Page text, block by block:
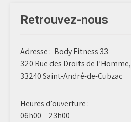
Retrouvez-nous
Adresse : Body Fitness 33
320 Rue des Droits de l’Homme,
33240 Saint-André-de-Cubzac
Heures d’ouverture :
06h00 – 23h00